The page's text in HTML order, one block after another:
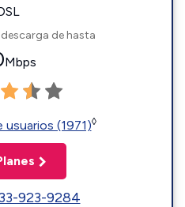
de hasta
Mbps
usuarios (1971)◊
923-9284